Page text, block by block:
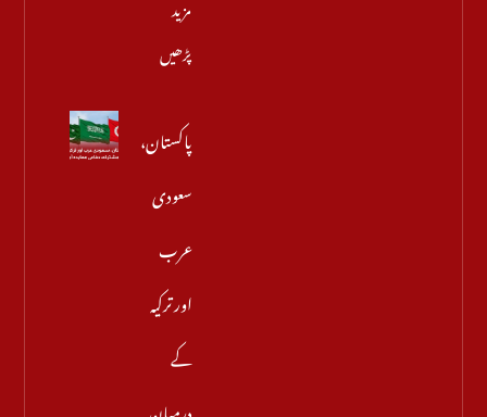
پڑھیں
پاکستان،
سعودی
عرب
اور ترکیہ
کے